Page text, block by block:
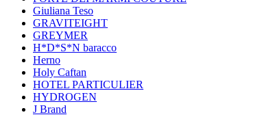
Giuliana Teso
GRAVITEIGHT
GREYMER
H*D*S*N baracco
Herno
Holy Caftan
HOTEL PARTICULIER
HYDROGEN
J Brand